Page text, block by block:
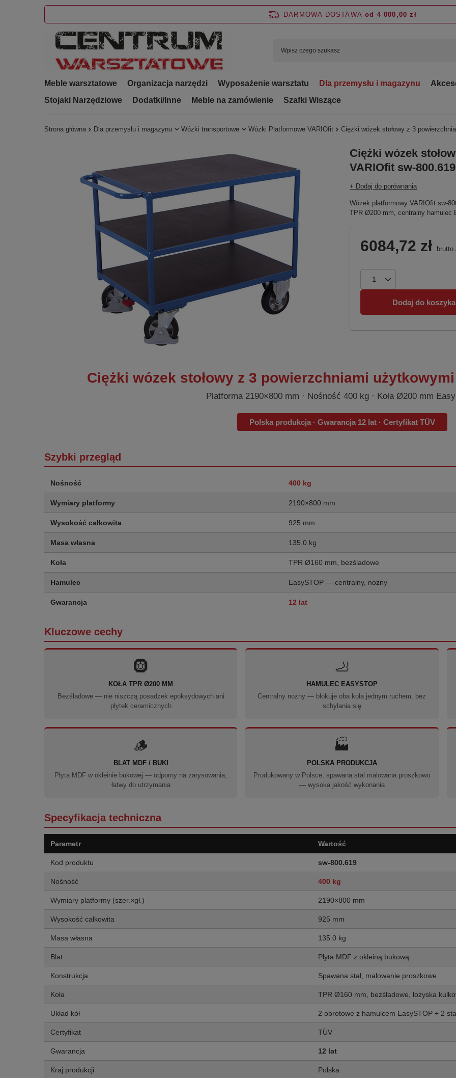
DARMOWA DOSTAWA od 4 000,00 zł
Meble warsztatowe Organizacja narzędzi Wyposażenie warsztatu Dla przemysłu i magazynu
Stojaki Narzędziowe
Dodatki/Inne Meble na zamówienie Szafki Wiszące
Strona główna Dla przemysłu i magazynu Wózki transportowe Wózki Platformowe VARIOfit Ciężki wózek stołowy z 3
Ciężki wózek
VARIOfit sw-800.619
+ Dodaj do porównania
Wózek platformowy VARIOfit sw-
TPR Ø200 mm, centralny hamulec
6084,72 zł brutto
Dodaj do koszyka
Ciężki wózek stołowy z 3 powierzchniami
Platforma 2190×800 mm · Nośność 400 kg · Koła Ø200 mm
Polska produkcja · Gwarancja 12 lat · Certyfikat TÜV
Szybki przegląd
Nośność 400 kg
Wymiary platformy 2190×800 mm
Wysokość całkowita 925 mm
Masa własna 135.0 kg
Koła TPR Ø160 mm, bezśladowe
Hamulec EasySTOP — centralny, nożny
Gwarancja 12 lat
Kluczowe cechy
🛞
KOŁA TPR Ø200 MM
Bezśladowe — nie niszczą posadzek epoksydowych ani
płytek ceramicznych
🦶
HAMULEC EASYSTOP
Centralny nożny — blokuje oba koła jednym ruchem, bez
schylania się
🪵
BLAT MDF / BUKI
Płyta MDF w okleinie bukowej — odporny na zarysowania,
łatwy do utrzymania
🏭
POLSKA PRODUKCJA
Produkowany w Polsce, spawana stal malowana proszkowo
— wysoka jakość wykonania
Specyfikacja techniczna
Parametr Wartość
Kod produktu sw-800.619
Nośność 400 kg
Wymiary platformy (szer.×gł.) 2190×800 mm
Wysokość całkowita 925 mm
Masa własna 135.0 kg
Blat Płyta MDF z okleiną bukową
Konstrukcja Spawana stal, malowanie proszkowe
Koła TPR Ø160 mm, bezśladowe, łożyska
Układ kół 2 obrotowe z hamulcem EasySTOP + 2
Certyfikat TÜV
Gwarancja 12 lat
Kraj produkcji Polska